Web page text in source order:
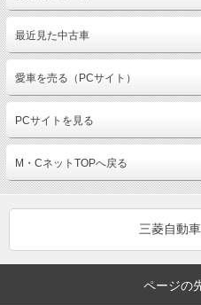
最近見た中古車
愛車を売る（PCサイト）
PCサイトを見る
M・CネットTOPへ戻る
三菱自動
ページの